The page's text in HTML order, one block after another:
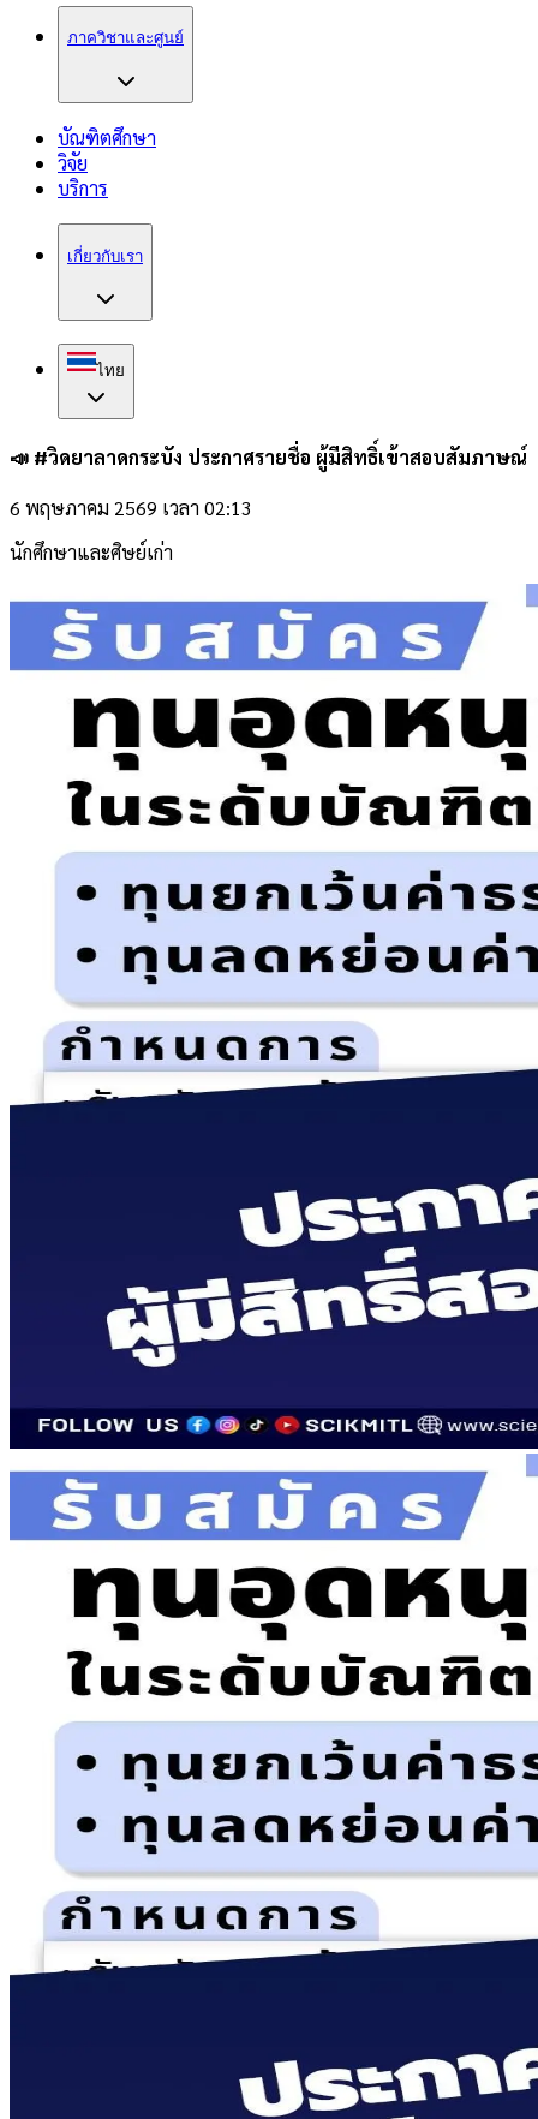
ภาควิชาและศูนย์
บัณฑิตศึกษา
วิจัย
บริการ
เกี่ยวกับเรา
ไทย
📣 #วิดยาลาดกระบัง ประกาศรายชื่อ ผู้มีสิทธิ์เข้าสอบสัมภาษณ์
6 พฤษภาคม 2569 เวลา 02:13
นักศึกษาและศิษย์เก่า